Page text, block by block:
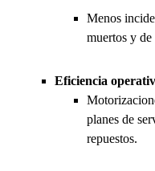
Menos
muertos y de
Eficiencia
planes de
repuestos.